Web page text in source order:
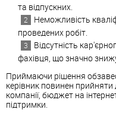
та відпускних.
Неможливість
проведених робіт.
Відсутність
фахівця, що значно
Приймаючи рішення
керівник повинен
компанії, бюджет на
підтримки.